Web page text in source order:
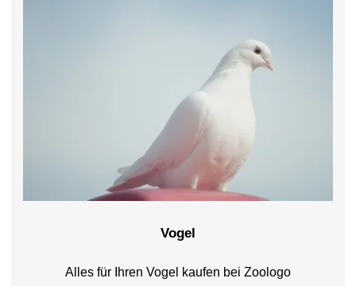
Vogel
Alles für Ihren Vogel kaufen bei Zoologo